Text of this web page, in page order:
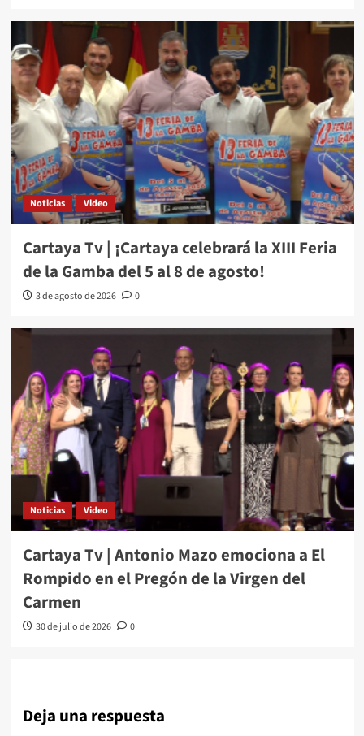
Noticias Video
Cartaya Tv | ¡Cartaya celebrará la XIII Feria
de la Gamba del 5 al 8 de agosto!
3 de agosto de 2026 0
Noticias Video
Cartaya Tv | Antonio Mazo emociona a El
Rompido en el Pregón de la Virgen del
Carmen
30 de julio de 2026 0
Deja una respuesta